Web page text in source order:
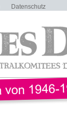
Datenschutz